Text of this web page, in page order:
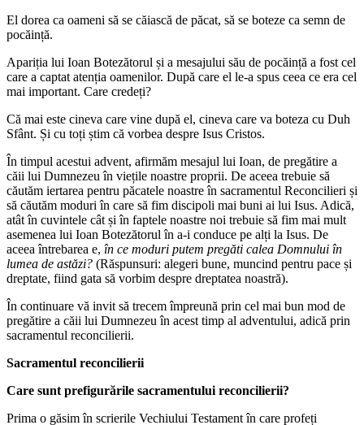
El dorea ca oameni să se căiască de păcat, să se boteze ca semn de
pocăință.
Apariția lui Ioan Botezătorul și a mesajului său de pocăință a fost cel
care a captat atenția oamenilor. După care el le-a spus ceea ce era cel
mai important. Care credeți?
Că mai este cineva care vine după el, cineva care va boteza cu Duh
Sfânt. Și cu toți știm că vorbea despre Isus Cristos.
În timpul acestui advent, afirmăm mesajul lui Ioan, de pregătire a
căii lui Dumnezeu în viețile noastre proprii. De aceea trebuie să
căutăm iertarea pentru păcatele noastre în sacramentul Reconcilieri și
să căutăm moduri în care să fim discipoli mai buni ai lui Isus. Adică,
atât în cuvintele cât și în faptele noastre noi trebuie să fim mai mult
asemenea lui Ioan Botezătorul în a-i conduce pe alți la Isus. De
aceea întrebarea e, în ce moduri putem pregăti calea Domnului în
lumea de astăzi? (Răspunsuri: alegeri bune, muncind pentru pace și
dreptate, fiind gata să vorbim despre dreptatea noastră).
În continuare vă invit să trecem împreună prin cel mai bun mod de
pregătire a căii lui Dumnezeu în acest timp al adventului, adică prin
sacramentul reconcilierii.
Sacramentul reconcilierii
Care sunt prefigurările sacramentului reconcilierii?
Prima o găsim în scrierile Vechiului Testament în care profeți